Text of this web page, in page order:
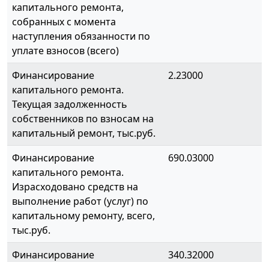
капитального ремонта,
собранных с момента
наступления обязанности по
уплате взносов (всего)
Финансирование
капитального ремонта.
Текущая задолженность
собственников по взносам на
капитальный ремонт, тыс.руб.
2.23000
Финансирование
капитального ремонта.
Израсходовано средств на
выполнение работ (услуг) по
капитальному ремонту, всего,
тыс.руб.
690.03000
Финансирование
340.32000